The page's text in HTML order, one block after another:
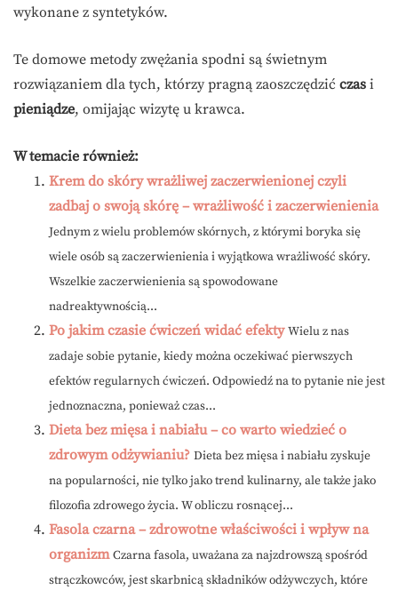
wykonane z syntetyków.
Te domowe metody zwężania spodni są świetnym
rozwiązaniem dla tych, którzy pragną zaoszczędzić czas i
pieniądze, omijając wizytę u krawca.
W temacie również:
Krem do skóry wrażliwej zaczerwienionej czyli
zadbaj o swoją skórę – wrażliwość i zaczerwienienia
Jednym z wielu problemów skórnych, z którymi boryka się
wiele osób są zaczerwienienia i wyjątkowa wrażliwość skóry.
Wszelkie zaczerwienienia są spowodowane
nadreaktywnością...
Po jakim czasie ćwiczeń widać efekty Wielu z nas
zadaje sobie pytanie, kiedy można oczekiwać pierwszych
efektów regularnych ćwiczeń. Odpowiedź na to pytanie nie jest
jednoznaczna, ponieważ czas...
Dieta bez mięsa i nabiału – co warto wiedzieć o
zdrowym odżywianiu? Dieta bez mięsa i nabiału zyskuje
na popularności, nie tylko jako trend kulinarny, ale także jako
filozofia zdrowego życia. W obliczu rosnącej...
Fasola czarna – zdrowotne właściwości i wpływ na
organizm Czarna fasola, uważana za najzdrowszą spośród
strączkowców, jest skarbnicą składników odżywczych, które